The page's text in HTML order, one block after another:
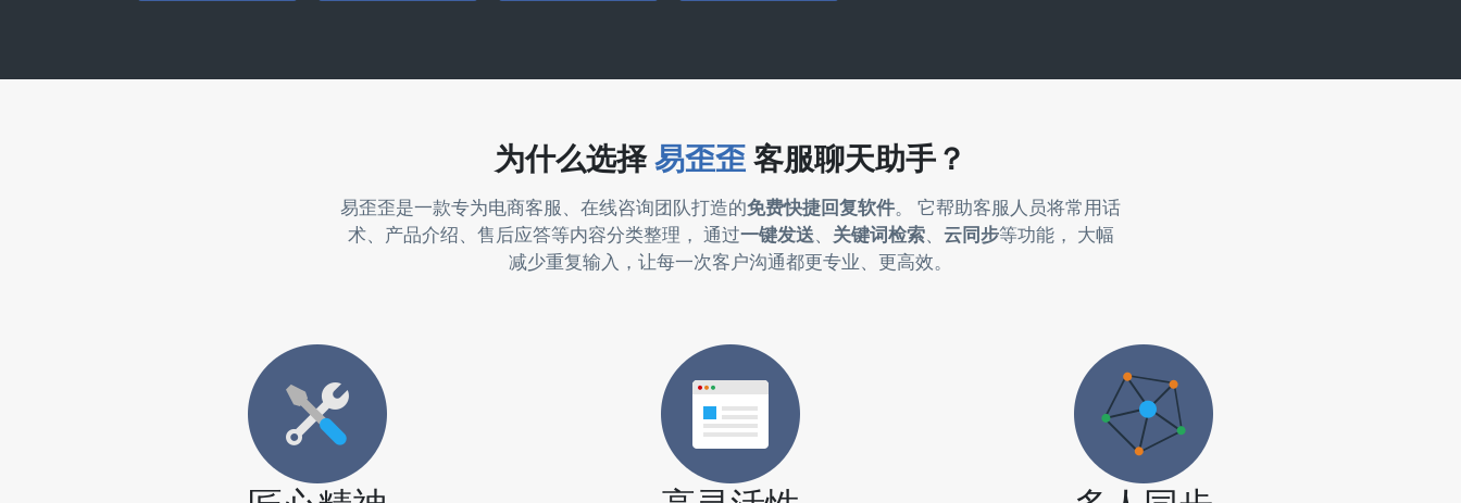
为什么选择 易歪歪 客服聊天助手？
易歪歪是一款专为电商客服、在线咨询团队打造的免费快捷回复软件 。 它帮助客服人员将常用话
术、产品介绍、售后应答等内容分类整理， 通过一键发送 关键词检索、 云同步等功能， 大幅
减少重复输入，让每一次客户沟通都更专业、更高效。